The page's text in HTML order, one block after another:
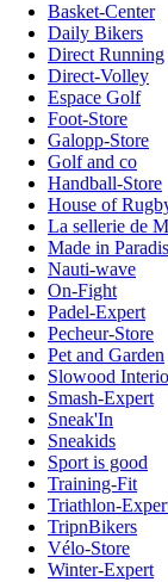
Basket-Center
Daily Bikers
Direct Running
Direct-Volley
Espace Golf
Foot-Store
Galopp-Store
Golf and co
Handball-Store
House of
La sellerie de
Made in Paradis
Nauti-wave
On-Fight
Padel-Expert
Pecheur-Store
Pet and Garden
Slowood
Smash-Expert
Sneak'In
Sneakids
Sport is good
Training-Fit
Triathlon-
TripnBikers
Vélo-Store
Winter-Expert